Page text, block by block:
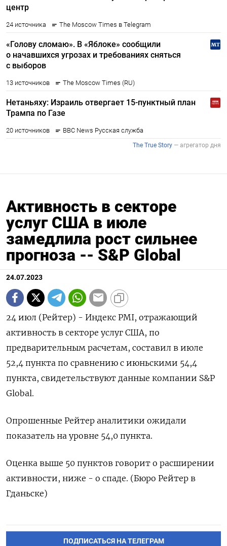
Активность в секторе
услуг США в июле
замедлила рост сильнее
прогноза -- S&P Global
24.07.2023
24 июл (Рейтер) - Индекс PMI, отражающий
активность в секторе услуг США, по
предварительным расчетам, составил в июле
52,4 пункта по сравнению с июньскими 54,4
пункта, свидетельствуют данные компании S&P
Global.
Опрошенные Рейтер аналитики ожидали
показатель на уровне 54,0 пункта.
Оценка выше 50 пунктов говорит о расширении
активности, ниже - о спаде. (Бюро Рейтер в
Гданьске)
ПОДПИСАТЬСЯ НА ТЕЛЕГРАМ